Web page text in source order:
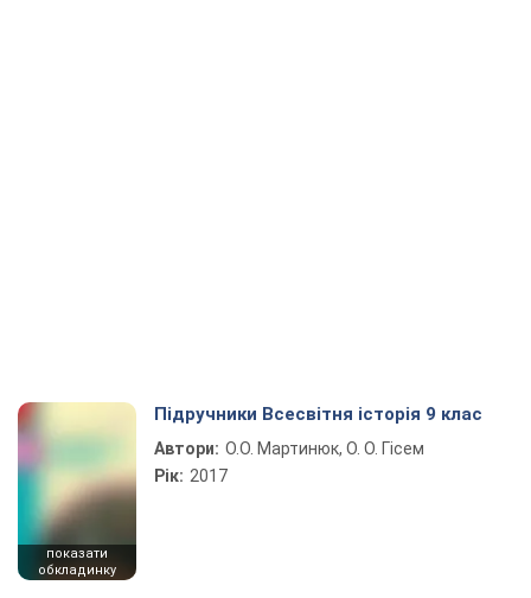
показати
обкладинку
Підручники Всесвітня історія 9 клас
Автори: О.О. Мартинюк, О. О. Гісем
Рік: 2017